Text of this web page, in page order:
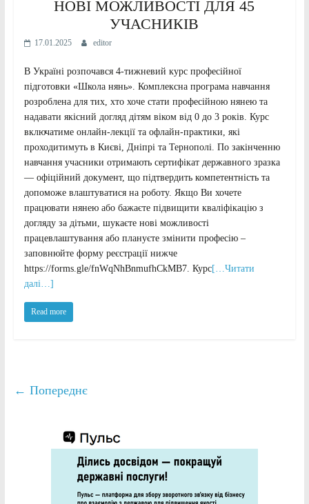
НОВІ МОЖЛИВОСТІ ДЛЯ 45
УЧАСНИКІВ
17.01.2025 editor
В Україні розпочався 4-тижневий курс професійної
підготовки «Школа нянь». Комплексна програма навчання
розроблена для тих, хто хоче стати професійною нянею та
надавати якісний догляд дітям віком від 0 до 3 років. Курс
включатиме онлайн-лекції та офлайн-практики, які
проходитимуть в Києві, Дніпрі та Тернополі. По закінченню
навчання учасники отримають сертифікат державного зразка
— офіційний документ, що підтвердить компетентність та
допоможе влаштуватися на роботу. Якщо Ви хочете
працювати нянею або бажаєте підвищити кваліфікацію з
догляду за дітьми, шукаєте нові можливості
працевлаштування або плануєте змінити професію –
заповнюйте форму реєстрації нижче
https://forms.gle/fnWqNhBnmufhCkMB7. Курс[…Читати
далі…]
Read more
← Попереднє